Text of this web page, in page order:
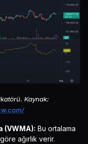
Kaynak:
(VWMA): Bu ortalama
ağırlık verir.